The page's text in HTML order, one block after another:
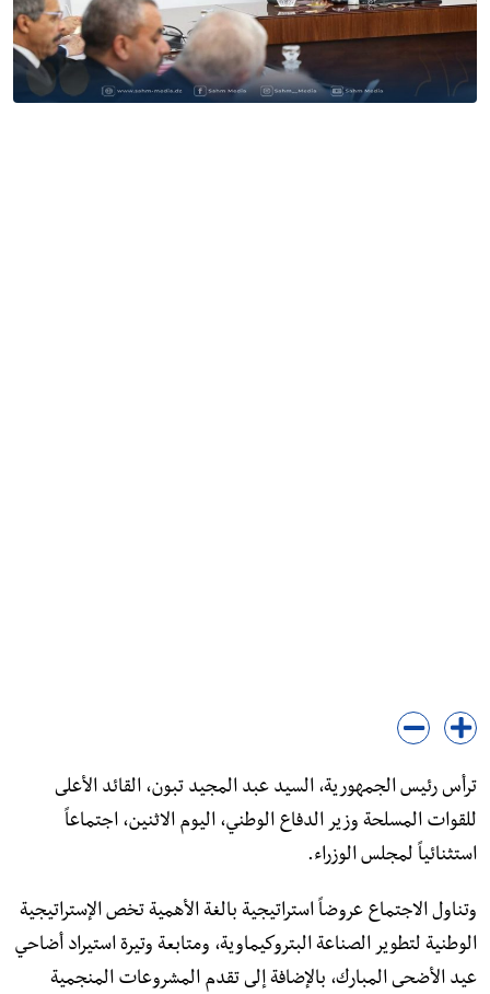
ترأس رئيس الجمهورية، السيد عبد المجيد تبون، القائد الأعلى
للقوات المسلحة وزير الدفاع الوطني، اليوم الاثنين، اجتماعاً
استثنائياً لمجلس الوزراء.
وتناول الاجتماع عروضاً استراتيجية بالغة الأهمية تخص الإستراتيجية
الوطنية لتطوير الصناعة البتروكيماوية، ومتابعة وتيرة استيراد أضاحي
عيد الأضحى المبارك، بالإضافة إلى تقدم المشروعات المنجمية